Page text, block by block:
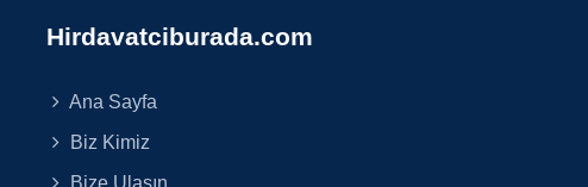
Hirdavatciburada.com
Ana Sayfa
Biz Kimiz
Bize Ulaşın